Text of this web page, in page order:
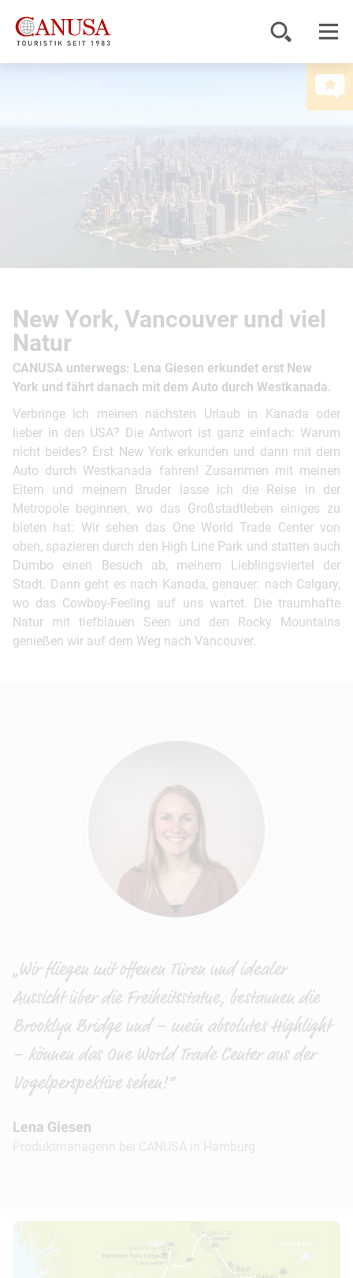
New York, Vancouver und viel
Natur
CANUSA unterwegs: Lena Giesen erkundet erst New
York und fährt danach mit dem Auto durch Westkanada.
Verbringe ich meinen nächsten Urlaub in Kanada oder
lieber in den USA? Die Antwort ist ganz einfach: Warum
nicht beides? Erst New York erkunden und dann mit dem
Auto durch Westkanada fahren! Zusammen mit meinen
Eltern und meinem Bruder lasse ich die Reise in der
Metropole beginnen, wo das Großstadtleben einiges zu
bieten hat: Wir sehen das One World Trade Center von
oben, spazieren durch den High Line Park und statten auch
Dumbo einen Besuch ab, meinem Lieblingsviertel der
Stadt. Dann geht es nach Kanada, genauer: nach Calgary,
wo das Cowboy-Feeling auf uns wartet. Die traumhafte
Natur mit tiefblauen Seen und den Rocky Mountains
genießen wir auf dem Weg nach Vancouver.
„Wir fliegen mit offenen Türen und idealer
Aussicht über die Freiheitsstatue, bestaunen die
Brooklyn Bridge und – mein absolutes Highlight
– können das One World Trade Center aus der
Vogelperspektive sehen!“
Lena Giesen
Produktmanagerin bei CANUSA in Hamburg